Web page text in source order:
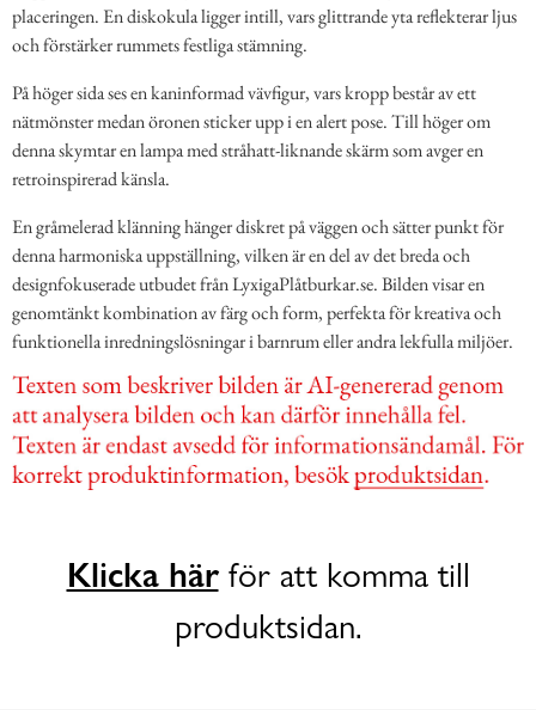
placeringen. En diskokula ligger intill, vars glittrande yta reflekterar ljus
och förstärker rummets festliga stämning.
På höger sida ses en kaninformad vävfigur, vars kropp består av ett
nätmönster medan öronen sticker upp i en alert pose. Till höger om
denna skymtar en lampa med stråhatt-liknande skärm som avger en
retroinspirerad känsla.
En gråmelerad klänning hänger diskret på väggen och sätter punkt för
denna harmoniska uppställning, vilken är en del av det breda och
designfokuserade utbudet från LyxigaPlåtburkar.se. Bilden visar en
genomtänkt kombination av färg och form, perfekta för kreativa och
funktionella inredningslösningar i barnrum eller andra lekfulla miljöer.
Klicka härför att komma till
produktsidan.